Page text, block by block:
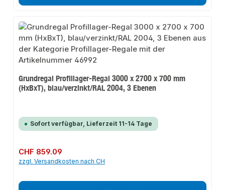
Grundregal Profillager-Regal 3000 x 2700 x 700 mm
(HxBxT), blau/verzinkt/RAL 2004, 3 Ebenen
Sofort verfügbar, Lieferzeit 11-14 Tage
Regulärer Preis:
CHF 859.09
zzgl. Versandkosten nach CH